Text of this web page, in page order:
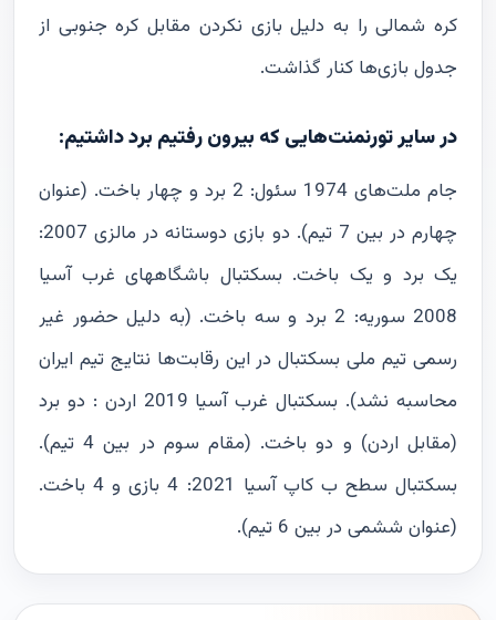
کره شمالی را به دلیل بازی نکردن مقابل کره جنوبی از
جدول بازی‌ها کنار گذاشت.
در سایر تورنمنت‌هایی که بیرون رفتیم برد داشتیم:
جام ملت‌های 1974 سئول: 2 برد و چهار باخت. (عنوان
چهارم در بین 7 تیم). دو بازی دوستانه در مالزی 2007:
یک برد و یک باخت. بسکتبال باشگاههای غرب آسیا
2008 سوریه: 2 برد و سه باخت. (به دلیل حضور غیر
رسمی تیم ملی بسکتبال در این رقابت‌ها نتایج تیم ایران
محاسبه نشد). بسکتبال غرب آسیا 2019 اردن : دو برد
(مقابل اردن) و دو باخت. (مقام سوم در بین 4 تیم).
بسکتبال سطح ب کاپ آسیا 2021: 4 بازی و 4 باخت.
(عنوان ششمی در بین 6 تیم).